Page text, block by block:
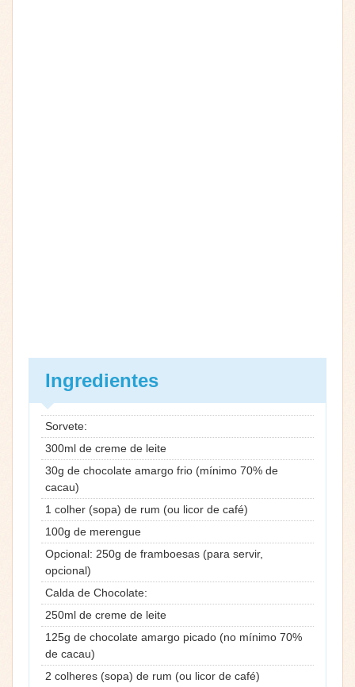
Ingredientes
Sorvete:
300ml de creme de leite
30g de chocolate amargo frio (mínimo 70% de
cacau)
1 colher (sopa) de rum (ou licor de café)
100g de merengue
Opcional: 250g de framboesas (para servir,
opcional)
Calda de Chocolate:
250ml de creme de leite
125g de chocolate amargo picado (no mínimo 70%
de cacau)
2 colheres (sopa) de rum (ou licor de café)